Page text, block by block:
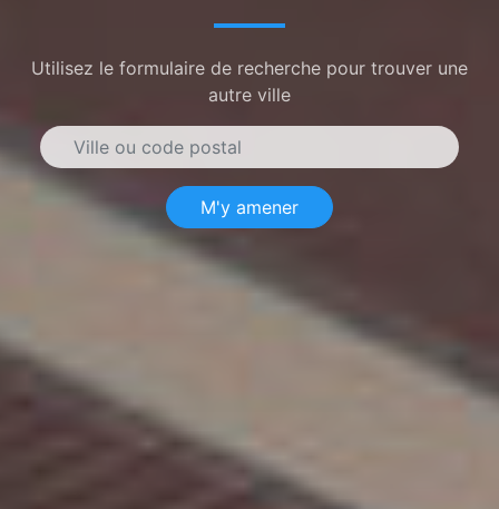
Utilisez le formulaire de recherche pour trouver une
autre ville
M'y amener